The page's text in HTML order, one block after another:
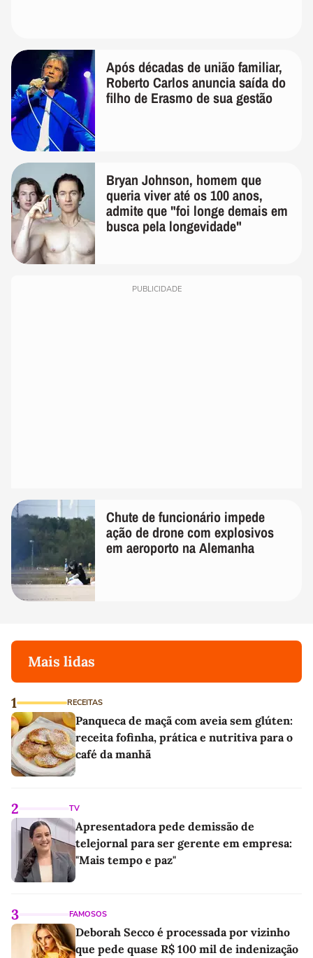
Após décadas de união familiar,
Roberto Carlos anuncia saída do
filho de Erasmo de sua gestão
Bryan Johnson, homem que
queria viver até os 100 anos,
admite que "foi longe demais em
busca pela longevidade"
PUBLICIDADE
Chute de funcionário impede
ação de drone com explosivos
em aeroporto na Alemanha
Mais lidas
1 RECEITAS
Panqueca de maçã com aveia sem glúten:
receita fofinha, prática e nutritiva para o
café da manhã
2 TV
Apresentadora pede demissão de
telejornal para ser gerente em empresa:
"Mais tempo e paz"
3 FAMOSOS
Deborah Secco é processada por vizinho
que pede quase R$ 100 mil de indenização